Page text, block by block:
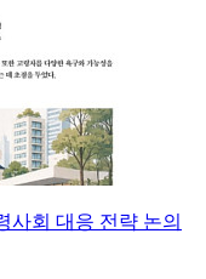
사회 대응 전략 논의